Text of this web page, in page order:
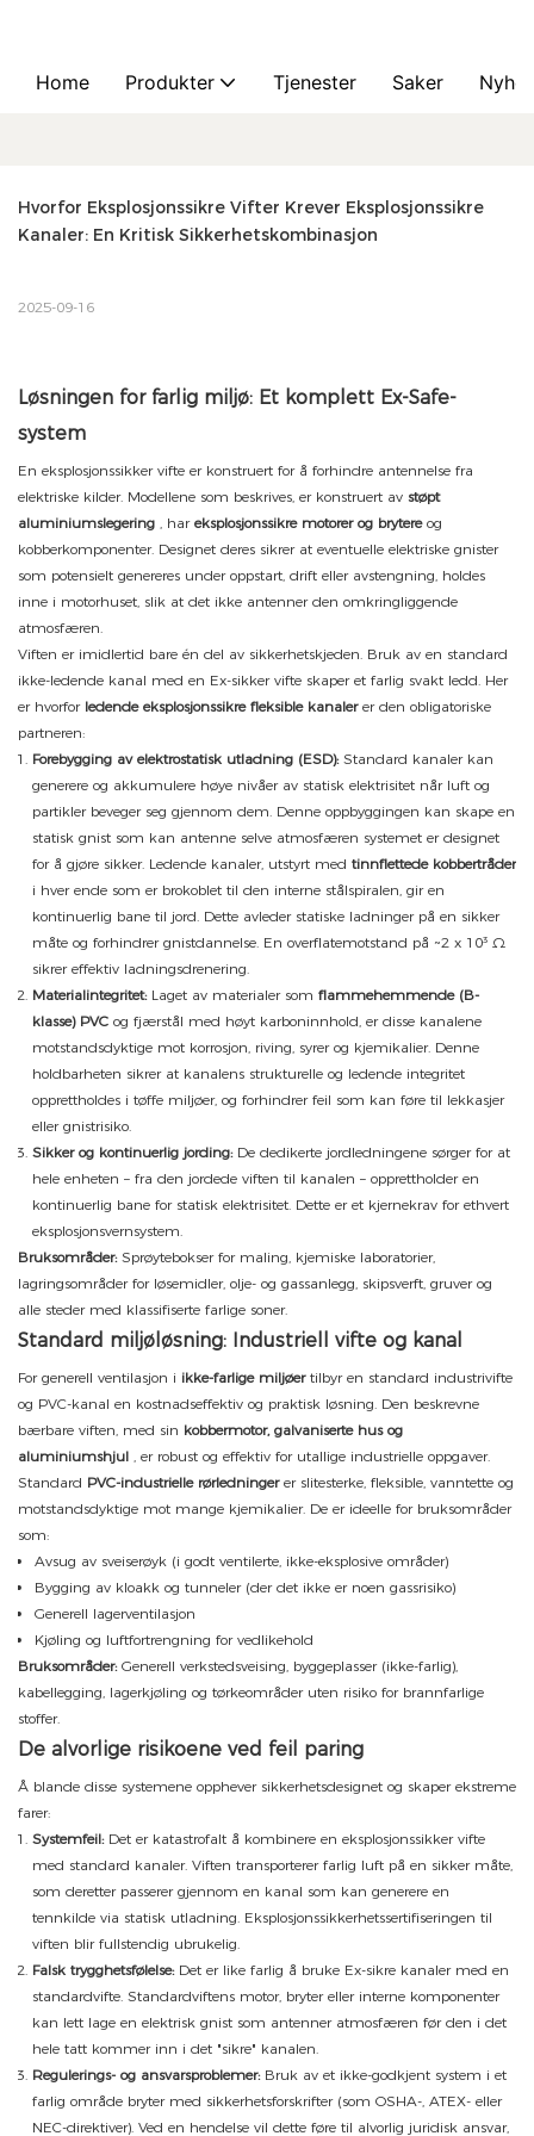
Home Produkter Tjenester Saker
Hvorfor Eksplosjonssikre Vifter Krever Eksplosjonssikre
Kanaler: En Kritisk Sikkerhetskombinasjon
2025-09-16
Løsningen for farlig miljø: Et komplett Ex-Safe-
system
En eksplosjonssikker vifte er konstruert for å forhindre antennelse fra
elektriske kilder. Modellene som beskrives, er konstruert av støpt
aluminiumslegering , har eksplosjonssikre motorer og brytereog
kobberkomponenter. Designet deres sikrer at eventuelle elektriske gnister
som potensielt genereres under oppstart, drift eller avstengning, holdes
inne i motorhuset, slik at det ikke antenner den omkringliggende
atmosfæren.
Viften er imidlertid bare én del av sikkerhetskjeden. Bruk av en standard
ikke-ledende kanal med en Ex-sikker vifte skaper et farlig svakt ledd. Her
er hvorfor ledende eksplosjonssikre fleksible kanalerer den obligatoriske
partneren:
Forebygging av elektrostatisk utladning (ESD):Standard kanaler kan
generere og akkumulere høye nivåer av statisk elektrisitet når luft og
partikler beveger seg gjennom dem. Denne oppbyggingen kan skape en
statisk gnist som kan antenne selve atmosfæren systemet er designet
for å gjøre sikker. Ledende kanaler, utstyrt med tinnflettede kobbertråder
i hver ende som er brokoblet til den interne stålspiralen, gir en
kontinuerlig bane til jord. Dette avleder statiske ladninger på en sikker
måte og forhindrer gnistdannelse. En overflatemotstand på ~2 x 10³ Ω
sikrer effektiv ladningsdrenering.
Materialintegritet:Laget av materialer som flammehemmende (B-
klasse) PVC og fjærstål med høyt karboninnhold, er disse kanalene
motstandsdyktige mot korrosjon, riving, syrer og kjemikalier. Denne
holdbarheten sikrer at kanalens strukturelle og ledende integritet
opprettholdes i tøffe miljøer, og forhindrer feil som kan føre til lekkasjer
eller gnistrisiko.
Sikker og kontinuerlig jording:De dedikerte jordledningene sørger for at
hele enheten – fra den jordede viften til kanalen – opprettholder en
kontinuerlig bane for statisk elektrisitet. Dette er et kjernekrav for ethvert
eksplosjonsvernsystem.
Bruksområder:Sprøytebokser for maling, kjemiske laboratorier,
lagringsområder for løsemidler, olje- og gassanlegg, skipsverft, gruver og
alle steder med klassifiserte farlige soner.
Standard miljøløsning: Industriell vifte og kanal
For generell ventilasjon i ikke-farlige miljøertilbyr en standard industrivifte
og PVC-kanal en kostnadseffektiv og praktisk løsning. Den beskrevne
bærbare viften, med sin kobbermotor, galvaniserte hus og
aluminiumshjul , er robust og effektiv for utallige industrielle oppgaver.
Standard PVC-industrielle rørledningerer slitesterke, fleksible, vanntette og
motstandsdyktige mot mange kjemikalier. De er ideelle for bruksområder
som:
Avsug av sveiserøyk (i godt ventilerte, ikke-eksplosive områder)
Bygging av kloakk og tunneler (der det ikke er noen gassrisiko)
Generell lagerventilasjon
Kjøling og luftfortrengning for vedlikehold
Bruksområder:Generell verkstedsveising, byggeplasser (ikke-farlig),
kabellegging, lagerkjøling og tørkeområder uten risiko for brannfarlige
stoffer.
De alvorlige risikoene ved feil paring
Å blande disse systemene opphever sikkerhetsdesignet og skaper ekstreme
farer:
Systemfeil:Det er katastrofalt å kombinere en eksplosjonssikker vifte
med standard kanaler. Viften transporterer farlig luft på en sikker måte,
som deretter passerer gjennom en kanal som kan generere en
tennkilde via statisk utladning. Eksplosjonssikkerhetssertifiseringen til
viften blir fullstendig ubrukelig.
Falsk trygghetsfølelse:Det er like farlig å bruke Ex-sikre kanaler med en
standardvifte. Standardviftens motor, bryter eller interne komponenter
kan lett lage en elektrisk gnist som antenner atmosfæren før den i det
hele tatt kommer inn i det "sikre" kanalen.
Regulerings- og ansvarsproblemer:Bruk av et ikke-godkjent system i et
farlig område bryter med sikkerhetsforskrifter (som OSHA-, ATEX- eller
NEC-direktiver). Ved en hendelse vil dette føre til alvorlig juridisk ansvar,